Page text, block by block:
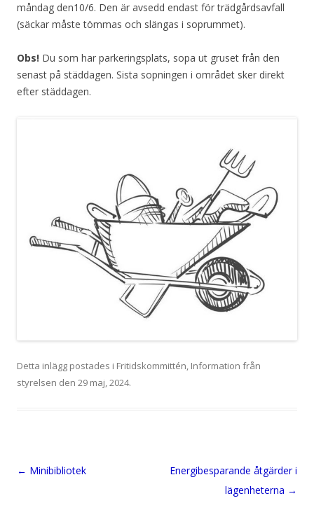
måndag den10/6. Den är avsedd endast för trädgårdsavfall
(säckar måste tömmas och slängas i soprummet).
Obs! Du som har parkeringsplats, sopa ut gruset från den
senast på städdagen. Sista sopningen i området sker direkt
efter städdagen.
Detta inlägg postades i Fritidskommittén, Information från
styrelsen den 29 maj, 2024.
Inläggsnavigering
← Minibibliotek
Energibesparande åtgärder i
lägenheterna →